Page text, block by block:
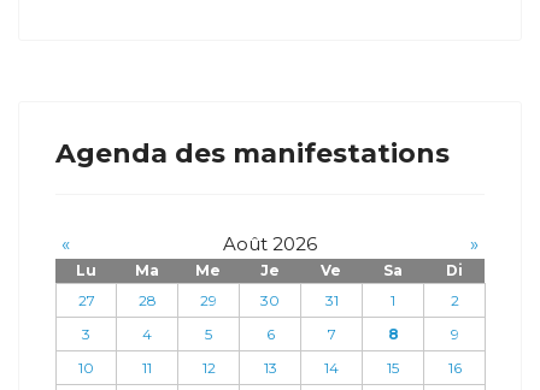
Agenda des manifestations
« Août 2026 »
Lu Ma Me Je Ve Sa
Di
27
28 29 30 31 1
2
3
4 5 6 7 8
9
10
11 12 13 14 15
16